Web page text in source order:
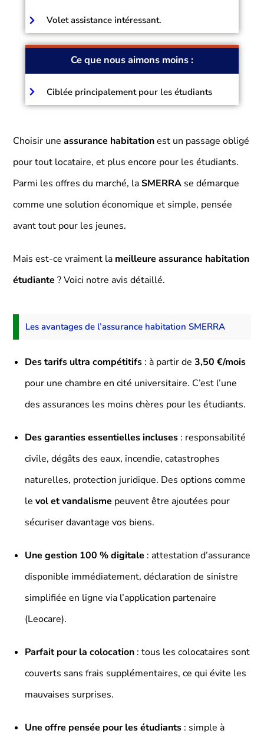
Volet assistance intéressant.
Ce que nous aimons moins :
Ciblée principalement pour les étudiants
Choisir uneassurance habitationest un passage obligé
pour tout locataire, et plus encore pour les étudiants.
Parmi les offres du marché, laSMERRA se démarque
comme une solution économique et simple, pensée
avant tout pour les jeunes.
Mais est-ce vraiment la meilleure assurance habitation
étudiante ? Voici notre avis détaillé.
Les avantages de l’assurance habitation SMERRA
Des tarifs ultra compétitifs : à partir de3,50 €/mois
pour une chambre en cité universitaire. C’est l’une
des assurances les moins chères pour les étudiants.
Des garanties essentielles incluses : responsabilité
civile, dégâts des eaux, incendie, catastrophes
naturelles, protection juridique. Des options comme
levol et vandalisme peuvent être ajoutées pour
sécuriser davantage vos biens.
Une gestion 100 % digitale : attestation d’assurance
disponible immédiatement, déclaration de sinistre
simplifiée en ligne via l’application partenaire
(Leocare).
Parfait pour la colocation : tous les colocataires sont
couverts sans frais supplémentaires, ce qui évite les
mauvaises surprises.
Une offre pensée pour les étudiants : simple à